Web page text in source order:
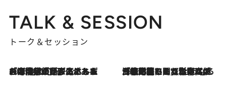
TALK & SESSION
トーク＆セッション
2026.8.3
「今後値上げがあるとすれば…」「リスクがあるのは今年の冬」エネルギー専門家が語る、ホルムズ海峡封鎖が家庭にもたらす“ある心配” 2026.8.3
「住宅建てられない…」「サーチャージ料の高値が続いている」ホルムズ海峡封鎖による影響はいつまで続く？《エネルギー専門家に聞く“どうなる日本の暮らし”》